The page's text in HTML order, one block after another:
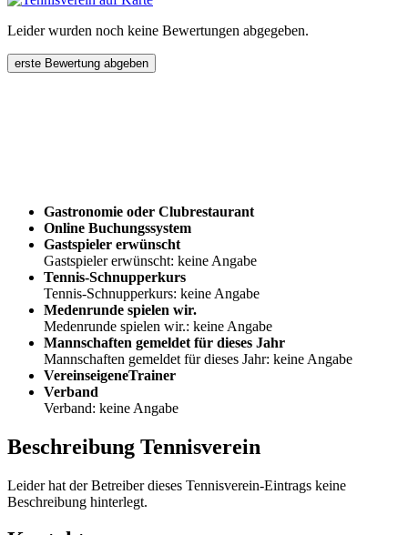
Leider wurden noch keine Bewertungen abgegeben.
erste Bewertung abgeben
Gastronomie oder Clubrestaurant
Online Buchungssystem
Gastspieler erwünscht
Gastspieler erwünscht: keine Angabe
Tennis-Schnupperkurs
Tennis-Schnupperkurs: keine Angabe
Medenrunde spielen wir.
Medenrunde spielen wir.: keine Angabe
Mannschaften gemeldet für dieses Jahr
Mannschaften gemeldet für dieses Jahr: keine Angabe
VereinseigeneTrainer
Verband
Verband: keine Angabe
Beschreibung Tennisverein
Leider hat der Betreiber dieses Tennisverein-Eintrags keine
Beschreibung hinterlegt.